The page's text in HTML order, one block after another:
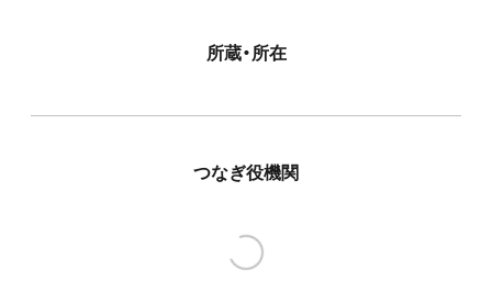
所蔵・所在
つなぎ役機関